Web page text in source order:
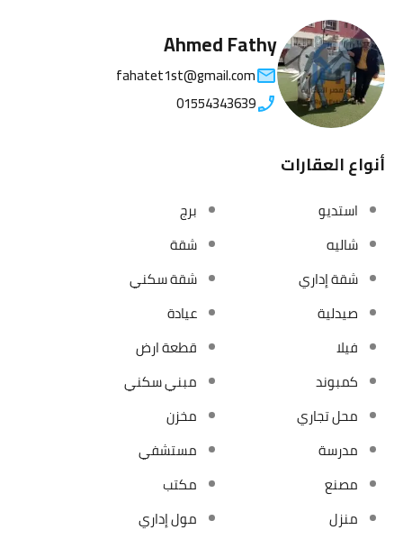
Ahmed Fathy
fahatet1st@gmail.com
01554343639
أنواع العقارات
استديو
برج
شاليه
شقة
شقة إداري
شقة سكني
صيدلية
عيادة
فيلا
قطعة ارض
كمبوند
مبني سكني
محل تجاري
مخزن
مدرسة
مستشفي
مصنع
مكتب
منزل
مول إداري